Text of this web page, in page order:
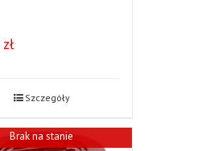
zł
Szczegóły
Brak na stanie